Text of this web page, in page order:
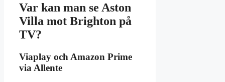
Var kan man se Aston
Villa mot Brighton på
TV?
Viaplay och Amazon Prime
via Allente